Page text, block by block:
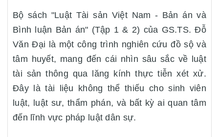
Bộ sách "Luật Tài sản Việt Nam - Bản án và
Bình luận Bản án" (Tập 1 & 2) của GS.TS. Đỗ
Văn Đại là một công trình nghiên cứu đồ sộ và
tâm huyết, mang đến cái nhìn sâu sắc về luật
tài sản thông qua lăng kính thực tiễn xét xử.
Đây là tài liệu không thể thiếu cho sinh viên
luật, luật sư, thẩm phán, và bất kỳ ai quan tâm
đến lĩnh vực pháp luật dân sự.